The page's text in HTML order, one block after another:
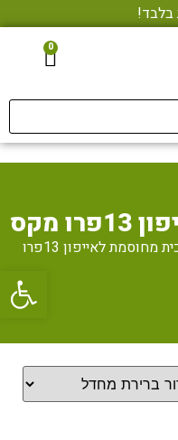
פתח
בלבד!
0
מקס
/ מוצרים המתויגים “זכוכית מחוסמת לאייפון 13פרו